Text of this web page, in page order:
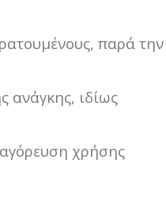
παρά την
ανάγκης, ιδίως
χρήσης